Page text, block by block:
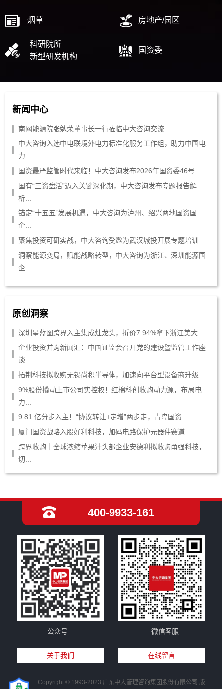
烟草 房地产/园区
科研院所
新型研发机构
国资委
新闻中心
南网能源院张勉荣董事长一行莅临中大咨询交流
中大咨询入选中电联境外电力标准化服务工作组，助力中国电
力...
国资最严监管时代来临！中大咨询发布2026年国资委46号...
国有“三资盘活”迈入关键深化期，中大咨询发布专题报告解
析...
锚定“十五五”发展机遇，中大咨询为泸州、绍兴两地国资国
企...
聚焦投资可研实战，中大咨询受邀为武汉城投开展专题培训
洞察能源变局，赋能战略转型，中大咨询为浙江、深圳能源国
企...
原创洞察
深圳星蓝图跨界入主集成灶龙头，折价7.94%拿下浙江美大...
企业投资并购新闻汇：中国证监会召开党的建设暨监管工作座
谈...
拓荆科技拟收购无锡尚积半导体，加速向平台型设备商升级
9%股份撬动上市公司实控权！红棉科创收购动力源，布局电
力...
9.81 亿分步入主！“协议转让+定增”两步走，青岛国资...
厦门国资战略入股好利科技，加码电路保护元器件赛道
跨界收购｜全球浓缩苹果汁头部企业安德利拟收购甬强科技，
切...
400-9933-161
公众号 微信客服
关于我们 在线留言
Copyright © 1993-2023 广东中大管理咨询集团股份有限公司 版